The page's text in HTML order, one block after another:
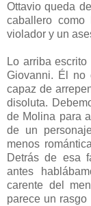
Ottavio queda
caballero
violador y un
Lo arriba
Giovanni. Él no
capaz de
disoluta.
de Molina para
de un
menos
Detrás de esa
antes
carente del
parece un